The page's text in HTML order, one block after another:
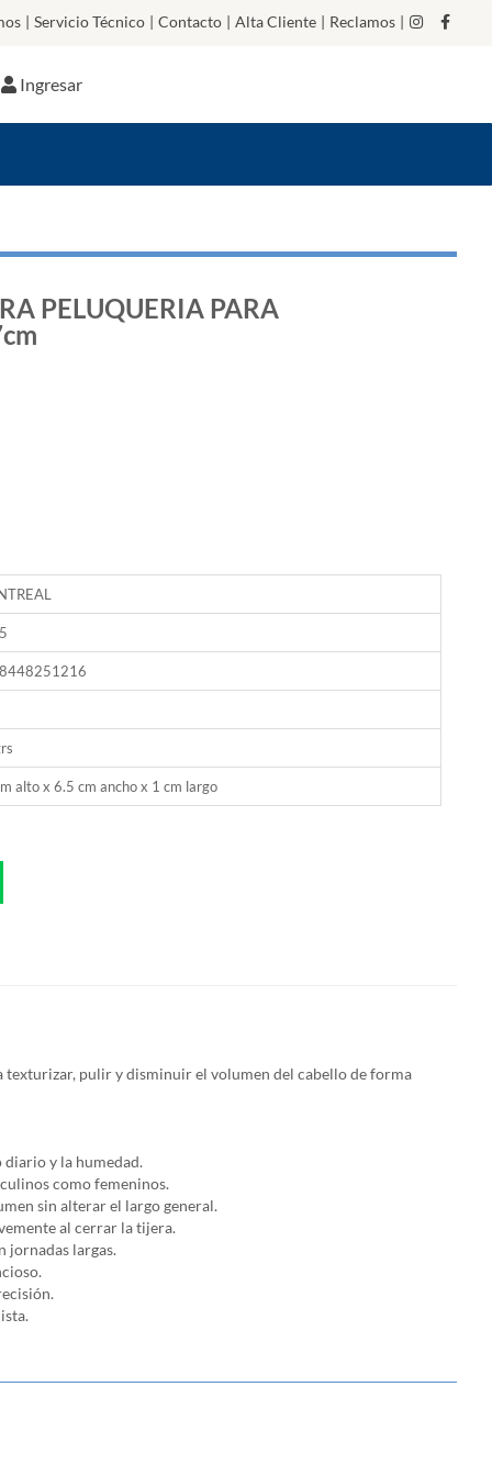
| Servicio Técnico | Contacto | Alta Cliente | Reclamos |
Ingresar
PELUQUERIA PARA
alto x 6.5 cm ancho x 1 cm largo
texturizar, pulir y disminuir el volumen del cabello de forma
y la humedad.
como femeninos.
sin alterar el largo general.
al cerrar la tijera.
jornadas largas.